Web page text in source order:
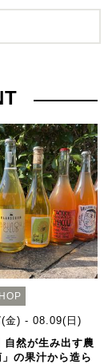
金) - 08.09(日)
自然が生み出す農
の果汁から造ら